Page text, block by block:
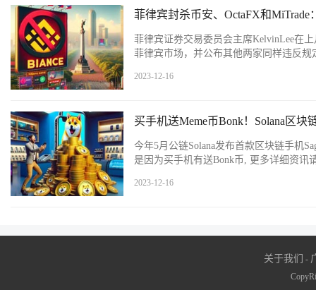
菲律宾封杀币安、OctaFX和MiTrade
菲律宾证券交易委员会主席KelvinLee在
菲律宾市场，并公布其他两家同样违反
2023-12-16
买手机送Meme币Bonk！Solana区块
今年5月公链Solana发布首款区块链手机
是因为买手机有送Bonk币, 更多详细资讯
2023-12-16
关于我们 -